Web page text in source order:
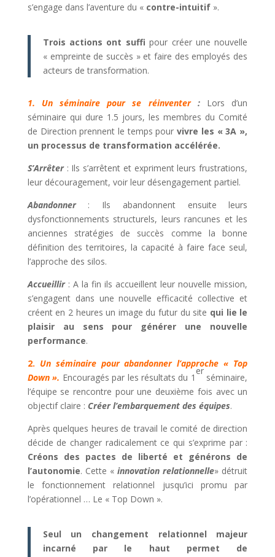
s’engage dans l’aventure du « contre-intuitif ».
Trois actions ont suffi pour créer une nouvelle
« empreinte de succès » et faire des employés des
acteurs de transformation.
1. Un séminaire pour se réinventer: Lors d’un
séminaire qui dure 1.5 jours, les membres du Comité
de Direction prennent le temps pourvivre les « 3A »,
un processus de transformation accélérée.
S’Arrêter: Ils s’arrêtent et expriment leurs frustrations,
leur découragement, voir leur désengagement partiel.
Abandonner : Ils abandonnent ensuite leurs
dysfonctionnements structurels, leurs rancunes et les
anciennes stratégies de succès comme la bonne
définition des territoires, la capacité à faire face seul,
l’approche des silos.
Accueillir : A la fin ils accueillent leur nouvelle mission,
s’engagent dans une nouvelle efficacité collective et
créent en 2 heures un image du futur du site qui lie le
plaisir au sens pour générer une nouvelle
performance.
2. Un séminaire pour abandonner l’approche « Top
Down ». Encouragés par les résultats du 1
er
séminaire,
l’équipe se rencontre pour une deuxième fois avec un
objectif claire : Créer l’embarquement des équipes.
Après quelques heures de travail le comité de direction
décide de changer radicalement ce qui s’exprime par :
Créons des pactes de liberté et générons de
l’autonomie. Cette «innovationrelationnelle» détruit
le fonctionnement relationnel jusqu’ici promu par
l’opérationnel … Le « Top Down ».
Seul un changement relationnel majeur
incarné par le haut permet de